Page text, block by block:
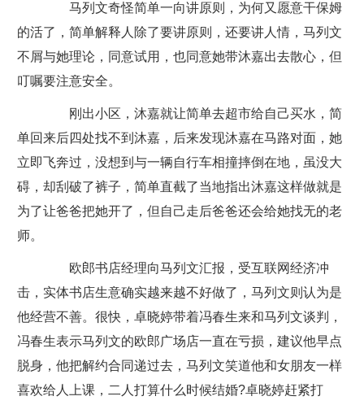
马列文奇怪简单一向讲原则，为何又愿意干保姆
的活了，简单解释人除了要讲原则，还要讲人情，马列文
不屑与她理论，同意试用，也同意她带沐嘉出去散心，但
叮嘱要注意安全。
刚出小区，沐嘉就让简单去超市给自己买水，简
单回来后四处找不到沐嘉，后来发现沐嘉在马路对面，她
立即飞奔过，没想到与一辆自行车相撞摔倒在地，虽没大
碍，却刮破了裤子，简单直截了当地指出沐嘉这样做就是
为了让爸爸把她开了，但自己走后爸爸还会给她找无的老
师。
欧郎书店经理向马列文汇报，受互联网经济冲
击，实体书店生意确实越来越不好做了，马列文则认为是
他经营不善。很快，卓晓婷带着冯春生来和马列文谈判，
冯春生表示马列文的欧郎广场店一直在亏损，建议他早点
脱身，他把解约合同递过去，马列文笑道他和女朋友一样
喜欢给人上课，二人打算什么时候结婚?卓晓婷赶紧打